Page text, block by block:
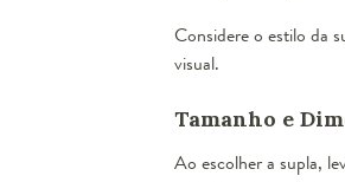
Considere o estilo da
visual.
Tamanho e
Ao escolher a supla,